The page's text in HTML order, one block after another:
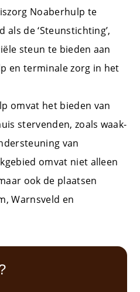
Noaberhulp te
de ‘Steunstichting’,
steun te bieden aan
en terminale zorg in het
omvat het bieden van
stervenden, zoals waak-
van
omvat niet alleen
ook de plaatsen
Warnsveld en